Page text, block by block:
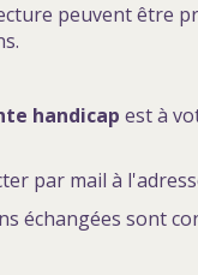
peuvent être
handicap est à
par mail à
échangées sont